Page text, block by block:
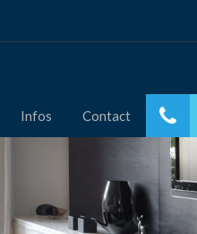
Infos Contact